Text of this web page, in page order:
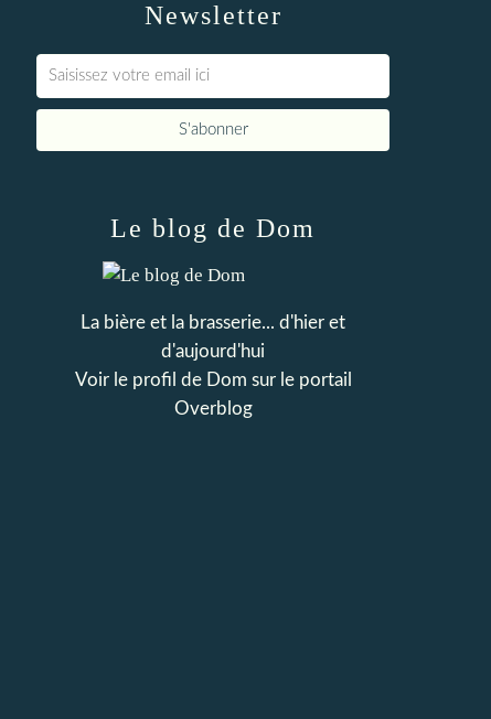
Newsletter
Le blog de Dom
La bière et la brasserie... d'hier et
d'aujourd'hui
Voir le profil de Dom sur le portail
Overblog